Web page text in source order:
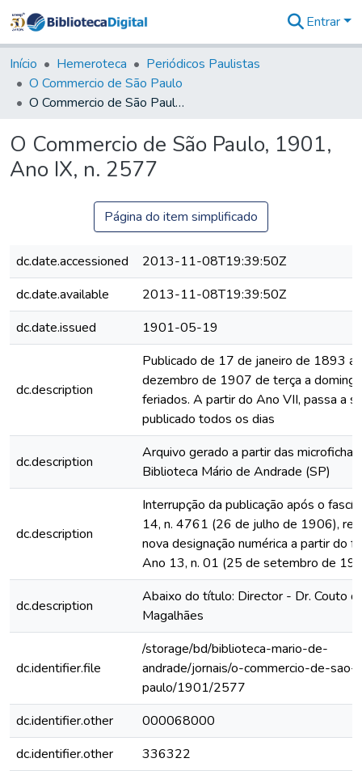
&
Coleções
Tudo na
Biblioteca
Estatísticas
Entrar
Início Hemeroteca
Periódicos Paulistas
O Commercio de São Paulo
O Commercio de São Paulo, 1901, Ano IX, n. 2577
O Commercio de São Paulo, 1901,
Ano IX, n. 2577
Página do item simplificado
dc.date.accessioned
2013-11-08T19:39:50Z
dc.date.available
2013-11-08T19:39:50Z
dc.date.issued
1901-05-19
dc.description
Publicado de 17 de janeiro de 1893 a
dezembro de 1907 de terça a
feriados. A partir do Ano VII, passa a
publicado todos os dias
dc.description
Arquivo gerado a partir das
Biblioteca Mário de Andrade (SP)
dc.description
Interrupção da publicação após o
14, n. 4761 (26 de julho de 1906),
nova designação numérica a partir do
Ano 13, n. 01 (25 de setembro de
dc.description
Abaixo do título: Director - Dr. Couto
Magalhães
dc.identifier.file
/storage/bd/biblioteca-mario-de-
andrade/jornais/o-commercio-de-sao-
paulo/1901/2577
dc.identifier.other
000068000
dc.identifier.other
336322